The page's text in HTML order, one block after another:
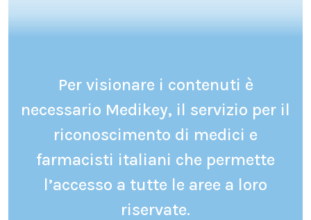
Per visionare i contenuti è
necessario Medikey, il servizio per il
riconoscimento di medici e
farmacisti italiani che permette
l’accesso a tutte le aree a loro
riservate.